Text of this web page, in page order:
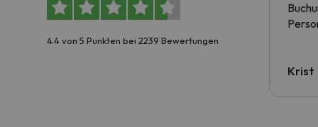
4.4 von 5 Punkten bei 2239 Bewertungen
Krist